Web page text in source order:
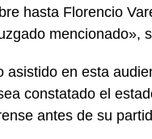
hasta Florencio
mencionado»,
asistido en esta
constatado el
antes de su